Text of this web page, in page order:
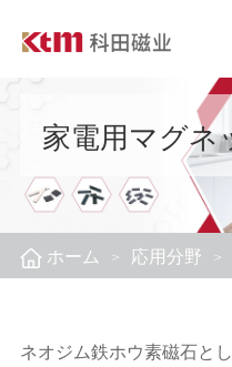
家電用マグネ
ホーム 応用分野
ネオジム鉄ホウ素磁石と